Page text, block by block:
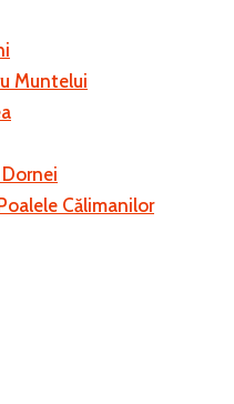
Muntelui
Călimanilor